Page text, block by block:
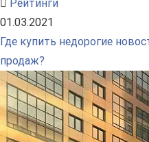
Рейтинги
01.03.2021
Где купить недорогие
продаж?